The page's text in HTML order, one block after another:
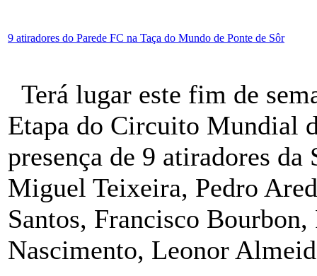
9 atiradores do Parede FC na Taça do Mundo de Ponte de Sôr
Terá lugar este fim de
Etapa do Circuito Mundial
presença de 9 atiradores
Miguel Teixeira, Pedro
Santos, Francisco
Nascimento, Leonor